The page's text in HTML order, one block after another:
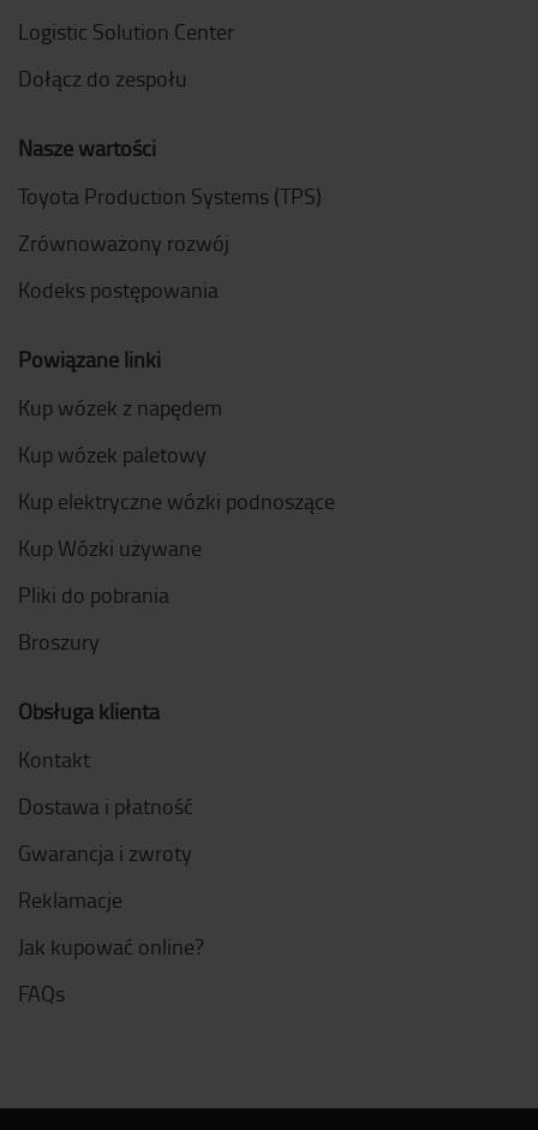
Logistic Solution Center
Dołącz do zespołu
Nasze wartości
Toyota Production Systems (TPS)
Zrównoważony rozwój
Kodeks postępowania
Powiązane linki
Kup wózek z napędem
Kup wózek paletowy
Kup elektryczne wózki podnoszące
Kup Wózki używane
Pliki do pobrania
Broszury
Obsługa klienta
Kontakt
Dostawa i płatność
Gwarancja i zwroty
Reklamacje
Jak kupować online?
FAQs